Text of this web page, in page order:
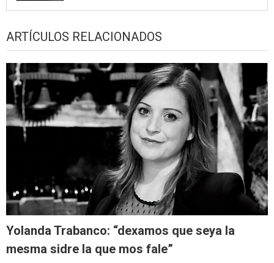
ARTÍCULOS RELACIONADOS
Yolanda Trabanco: “dexamos que seya la
mesma sidre la que mos fale”